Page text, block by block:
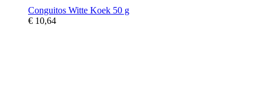
Conguitos Witte Koek 50 g
€ 10,64